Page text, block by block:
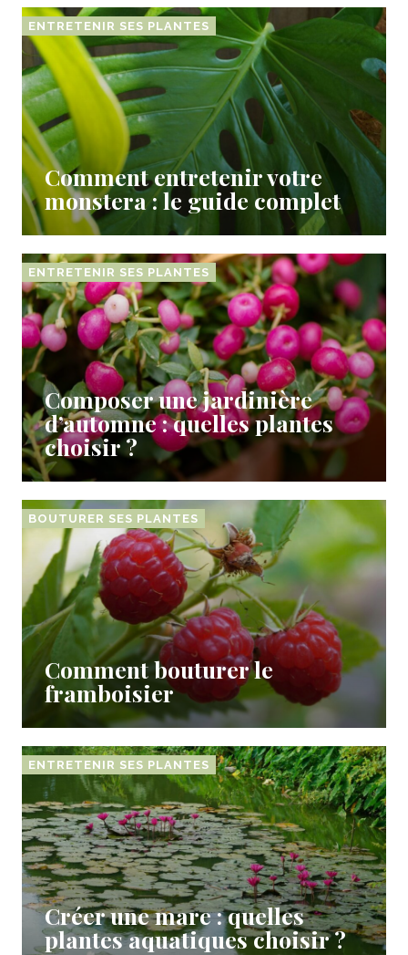
ENTRETENIR SES PLANTES
Comment entretenir votre
monstera : le guide complet
ENTRETENIR SES PLANTES
Composer une jardinière
d’automne : quelles plantes
choisir ?
BOUTURER SES PLANTES
Comment bouturer le
framboisier
ENTRETENIR SES PLANTES
Créer une mare : quelles
plantes aquatiques choisir ?